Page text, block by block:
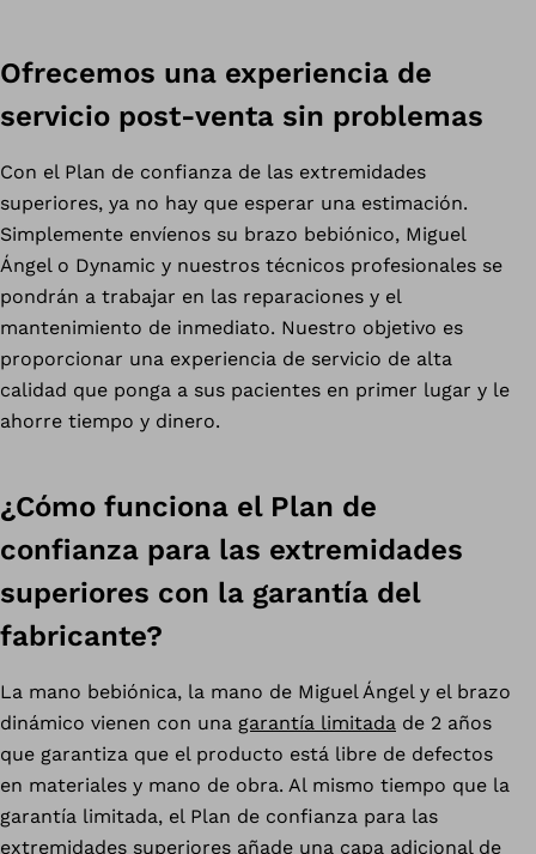
Ofrecemos una experiencia de
servicio post-venta sin problemas
Con el Plan de confianza de las extremidades
superiores, ya no hay que esperar una estimación.
Simplemente envíenos su brazo bebiónico, Miguel
Ángel o Dynamic y nuestros técnicos profesionales se
pondrán a trabajar en las reparaciones y el
mantenimiento de inmediato. Nuestro objetivo es
proporcionar una experiencia de servicio de alta
calidad que ponga a sus pacientes en primer lugar y le
ahorre tiempo y dinero.
¿Cómo funciona el Plan de
confianza para las extremidades
superiores con la garantía del
fabricante?
La mano bebiónica, la mano de Miguel Ángel y el brazo
dinámico vienen con una garantía limitada de 2 años
que garantiza que el producto está libre de defectos
en materiales y mano de obra. Al mismo tiempo que la
garantía limitada, el Plan de confianza para las
extremidades superiores añade una capa adicional de